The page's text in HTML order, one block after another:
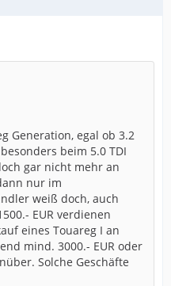
Generation, egal ob 3.2
beim 5.0 TDI
gar nicht mehr an
nur im
weiß doch, auch
EUR verdienen
eines Touareg I an
mind. 3000.- EUR oder
Solche Geschäfte